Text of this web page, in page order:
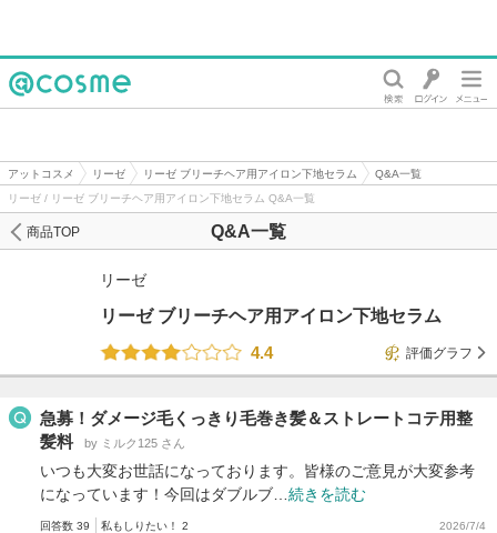
アットコスメ リーゼ リーゼ ブリーチヘア用アイロン下地セラム
Q&A一覧
リーゼ / リーゼ ブリーチヘア用アイロン下地セラム Q&A一覧
Q&A一覧
商品TOP
リーゼ
リーゼ ブリーチヘア用アイロン下地セラム
4.4
評価グラフ
急募！ダメージ毛くっきり毛巻き髪＆ストレートコテ用整
髪料
by ミルク125 さん
いつも大変お世話になっております。皆様のご意見が大変参考
になっています！今回はダブルブ… 続きを読む
回答数 39 私もしりたい！ 2 2026/7/4